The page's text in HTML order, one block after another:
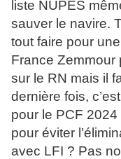
liste NUPES
sauver le navire.
tout faire pour
France Zemmour
sur le RN mais il
dernière fois,
pour le PCF 2024
pour éviter
avec LFI ? Pas